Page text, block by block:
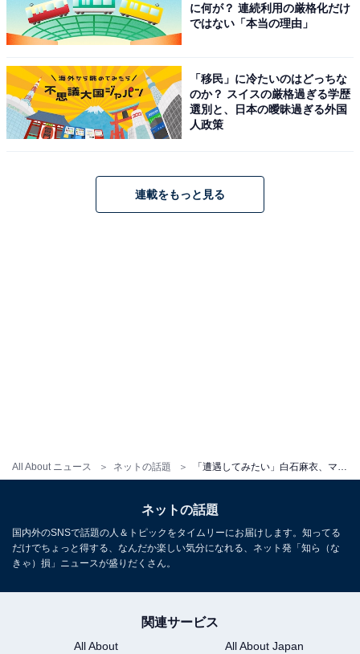
All About ニュース ネットの話題
に何が？ 連続利用の厳格化だけ
ではない「本当の理由」
「移民」に冷たいのはどっちな
のか？ スイスの厳格過ぎる学歴
選別と、日本の曖昧過ぎる外国
人政策
連載をもっと見る
ネットの話題
国内外のSNSで話題の人＆トピックをタイムリーにお届けします。知ってる
だけでちょっと得する、なんだか楽しい気分になれる、ネット発「知ら（な
きゃ）損」ニュースが盛りだくさん。
関連サービス
All About
All About Japan